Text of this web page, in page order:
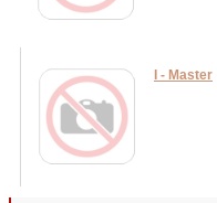
I - Master